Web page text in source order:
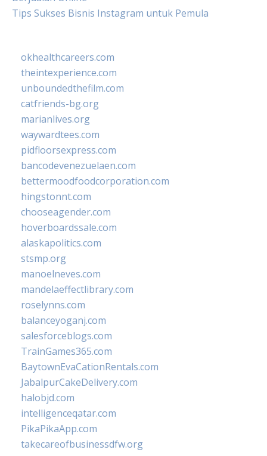
Tips Sukses Bisnis Instagram untuk Pemula
okhealthcareers.com
theintexperience.com
unboundedthefilm.com
catfriends-bg.org
marianlives.org
waywardtees.com
pidfloorsexpress.com
bancodevenezuelaen.com
bettermoodfoodcorporation.com
hingstonnt.com
chooseagender.com
hoverboardssale.com
alaskapolitics.com
stsmp.org
manoelneves.com
mandelaeffectlibrary.com
roselynns.com
balanceyoganj.com
salesforceblogs.com
TrainGames365.com
BaytownEvaCationRentals.com
JabalpurCakeDelivery.com
halobjd.com
intelligenceqatar.com
PikaPikaApp.com
takecareofbusinessdfw.org